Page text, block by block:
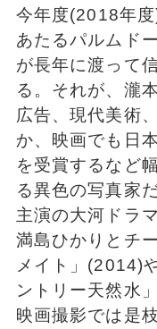
今年度(2018年
あたるパルムド
が長年に渡って
る。それが、瀧
広告、現代美術
か、映画でも日
を受賞するなど
る異色の写真家
主演の大河ドラ
満島ひかりとチ
メイト」(2014)
ントリー天然水
映画撮影では是